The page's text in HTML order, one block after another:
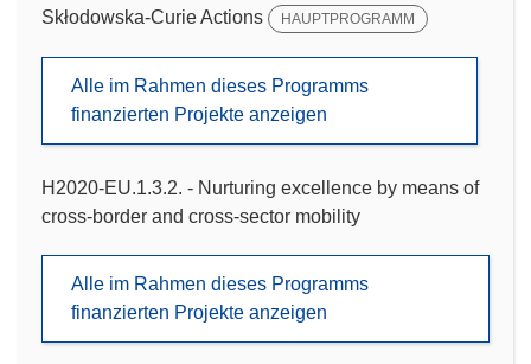
Skłodowska-Curie Actions
HAUPTPROGRAMM
Alle im Rahmen dieses Programms
finanzierten Projekte anzeigen
H2020-EU.1.3.2. - Nurturing excellence by means of
cross-border and cross-sector mobility
Alle im Rahmen dieses Programms
finanzierten Projekte anzeigen